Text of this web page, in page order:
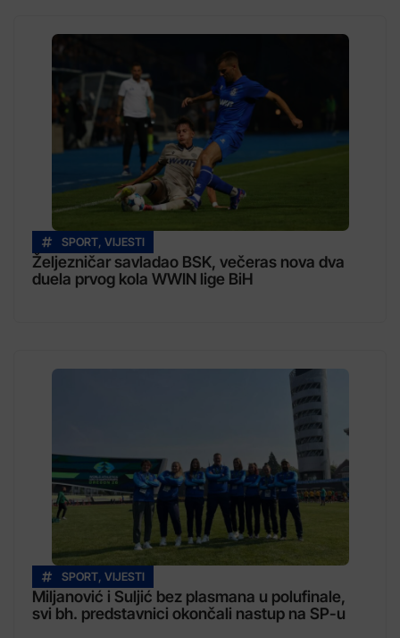
SPORT, VIJESTI
Željezničar savladao BSK, večeras nova dva
duela prvog kola WWIN lige BiH
SPORT, VIJESTI
Miljanović i Suljić bez plasmana u polufinale,
svi bh. predstavnici okončali nastup na SP-u